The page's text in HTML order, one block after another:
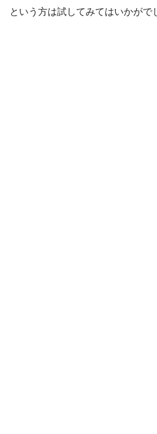
という方は試してみてはいかがで